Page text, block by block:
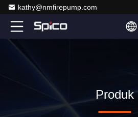
kathy@nmfirepump.com
Produk